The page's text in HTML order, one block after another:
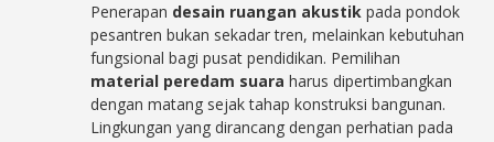
Penerapan desain ruangan akustik pada pondok
pesantren bukan sekadar tren, melainkan kebutuhan
fungsional bagi pusat pendidikan. Pemilihan
material peredam suara harus dipertimbangkan
dengan matang sejak tahap konstruksi bangunan.
Lingkungan yang dirancang dengan perhatian pada